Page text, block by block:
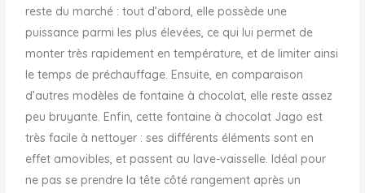
reste du marché : tout d’abord, elle possède une
puissance parmi les plus élevées, ce qui lui permet de
monter très rapidement en température, et de limiter ainsi
le temps de préchauffage. Ensuite, en comparaison
d’autres modèles de fontaine à chocolat, elle reste assez
peu bruyante. Enfin, cette fontaine à chocolat Jago est
très facile à nettoyer : ses différents éléments sont en
effet amovibles, et passent au lave-vaisselle. Idéal pour
ne pas se prendre la tête côté rangement après un